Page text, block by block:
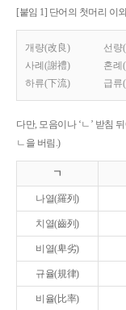
[붙임 1] 단어의 첫머리 이
개량(改良) 선량
사례(謝禮)
혼례
하류(下流)
급류
다만, 모음이나 ‘ㄴ’ 받침
ㄴ을 버림.)
ㄱ
나열(羅列)
치열(齒列)
비열(卑劣)
규율(規律)
비율(比率)